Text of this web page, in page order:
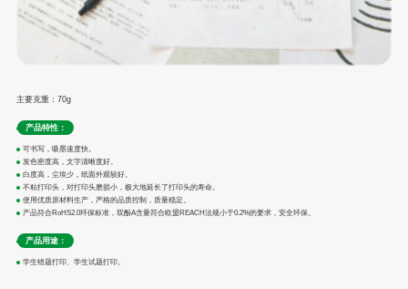
主要克重：70g
产品特性：
可书写，吸墨速度快。
发色密度高，文字清晰度好。
白度高，尘埃少，纸面外观较好。
不粘打印头，对打印头磨损小，极大地延长了打印头的寿命。
使用优质原材料生产，严格的品质控制，质量稳定。
产品符合RoHS2.0环保标准，双酚A含量符合欧盟REACH法规小于0.2%的要求，安全环保。
产品用途：
学生错题打印、学生试题打印。